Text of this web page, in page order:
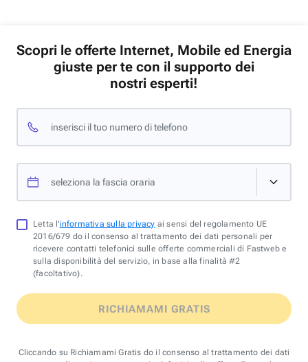
Scopri le offerte Internet, Mobile ed Energia
giuste per te con il supporto dei
nostri esperti!
inserisci il tuo numero di telefono
seleziona la fascia oraria
Letta l'informativa sulla privacy ai sensi del regolamento UE
2016/679 do il consenso al trattamento dei dati personali per
ricevere contatti telefonici sulle offerte commerciali di Fastweb e
sulla disponibilità del servizio, in base alla finalità #2
(facoltativo).
RICHIAMAMI GRATIS
Cliccando su Richiamami Gratis do il consenso al trattamento dei dati